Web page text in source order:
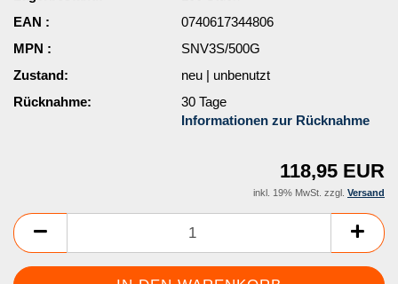
EAN :
0740617344806
MPN :
SNV3S/500G
Zustand:
neu | unbenutzt
Rücknahme:
30 Tage
Informationen zur Rücknahme
118,95 EUR
inkl. 19% MwSt. zzgl. Versand